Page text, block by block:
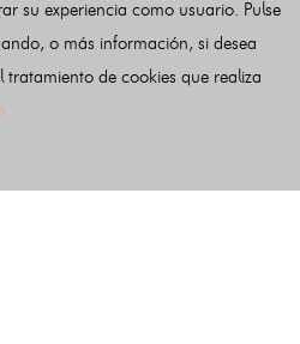
Últimas noticias
su experiencia como usuario. Pulse
o más información, si desea
de cookies que realiza